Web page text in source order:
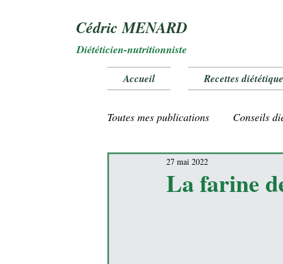
Cédric MENARD
Diététicien-nutritionniste
Accueil Recettes
Toutes mes publications Conseils
Vitamines et oligo éléments
La farine
27 mai 2022